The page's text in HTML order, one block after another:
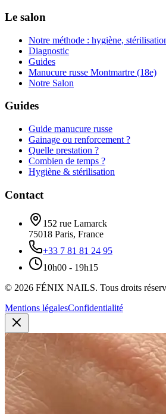
Le salon
Notre méthode : hygiène,
Diagnostic
Guides
Manucure russe Montmartre (18e)
Notre Salon
Guides
Guide manucure russe
Gainage ou renforcement ?
Quelle prestation ?
Combien de temps ?
Hygiène & stérilisation
Contact
152 rue Lamarck
75018 Paris, France
+33 7 81 81 24 95
10h00 - 19h15
© 2026 FÉNIX NAILS. Tous droits
Mentions légalesConfidentialité